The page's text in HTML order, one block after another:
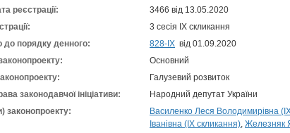
реєстрації:
3466 від 13.05.2020
3 сесія IX скликання
до порядку денного:
828-ІХ від 01.09.2020
Основний
Галузевий розвиток
законодавчої ініціативи:
Народний депутат України
законопроекту:
Василенко Леся Володимирівна
Іванівна (IX скликання) Железняк